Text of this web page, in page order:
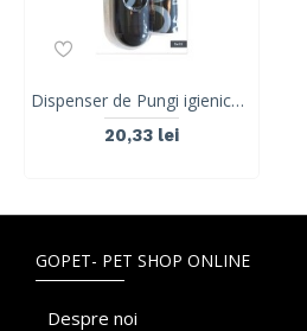
Dispenser de Pungi igienice pentru caini M-PETS, lavanda, 2x15 pungi
20,33 lei
GOPET- PET SHOP ONLINE
Despre noi